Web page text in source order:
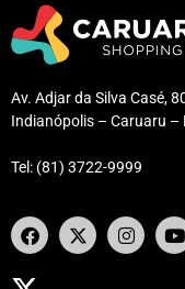
Av. Adjar da Silva Casé,
Indianópolis – Caruaru –
Tel: (81) 3722-9999